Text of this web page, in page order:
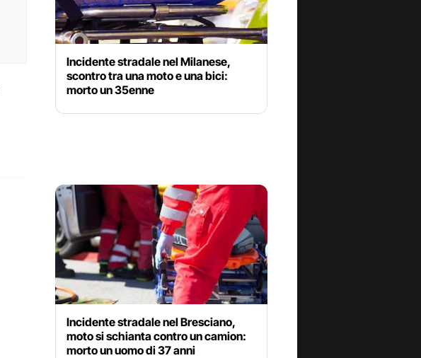
Incidente stradale nel Milanese,
scontro tra una moto e una bici:
morto un 35enne
Incidente stradale nel Bresciano,
moto si schianta contro un camion:
morto un uomo di 37 anni